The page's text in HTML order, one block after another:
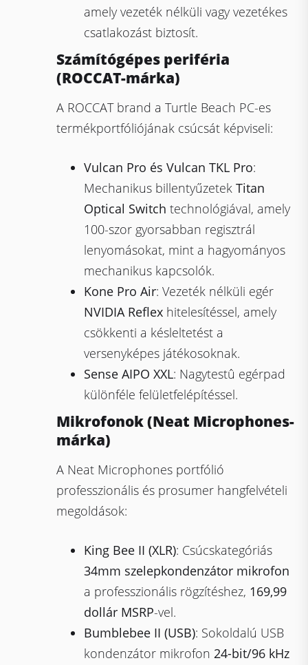
amely vezeték nélküli vagy vezetékes
csatlakozást biztosít.
Számítógépes periféria
(ROCCAT-márka)
A ROCCAT brand a Turtle Beach PC-es
termékportfóliójának csúcsát képviseli:
Vulcan Pro és Vulcan TKL Pro:
Mechanikus billentyűzetekTitan
Optical Switch technológiával, amely
100-szor gyorsabban regisztrál
lenyomásokat, mint a hagyományos
mechanikus kapcsolók.
Kone Pro Air: Vezeték nélküli egér
NVIDIA Reflex hitelesítéssel, amely
csökkenti a késleltetést a
versenyképes játékosoknak.
Sense AIPO XXL: Nagytestû egérpad
különféle felületfelépítéssel.
Mikrofonok (Neat Microphones-
márka)
A Neat Microphones portfólió
professzionális és prosumer hangfelvételi
megoldások:
King Bee II (XLR): Csúcskategóriás
34mm szelepkondenzátor mikrofon
a professzionális rögzítéshez, 169,99
dollár MSRP-vel.
Bumblebee II (USB): Sokoldalú USB
kondenzátor mikrofon24-bit/96 kHz